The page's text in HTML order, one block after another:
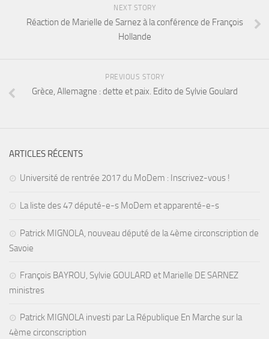
NEXT STORY
Réaction de Marielle de Sarnez à la conférence de François
Hollande
PREVIOUS STORY
Grèce, Allemagne : dette et paix. Edito de Sylvie Goulard
ARTICLES RÉCENTS
Université de rentrée 2017 du MoDem : Inscrivez-vous !
La liste des 47 député-e-s MoDem et apparenté-e-s
Patrick MIGNOLA, nouveau député de la 4ème circonscription de
Savoie
François BAYROU, Sylvie GOULARD et Marielle DE SARNEZ
ministres
Patrick MIGNOLA investi par La République En Marche sur la
4ème circonscription